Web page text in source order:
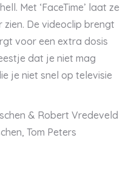
Met ‘FaceTime’ laat ze
De videoclip brengt
voor een extra dosis
dat je niet mag
je niet snel op televisie
& Robert Vredeveld
Tom Peters